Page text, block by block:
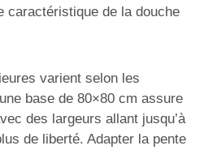
caractéristique de la douche
varient selon les
base de 80×80 cm assure
des largeurs allant jusqu’à
de liberté. Adapter la pente